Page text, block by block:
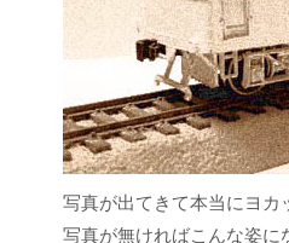
写真が出てきて本当にヨカ
写真が無ければこんな姿に